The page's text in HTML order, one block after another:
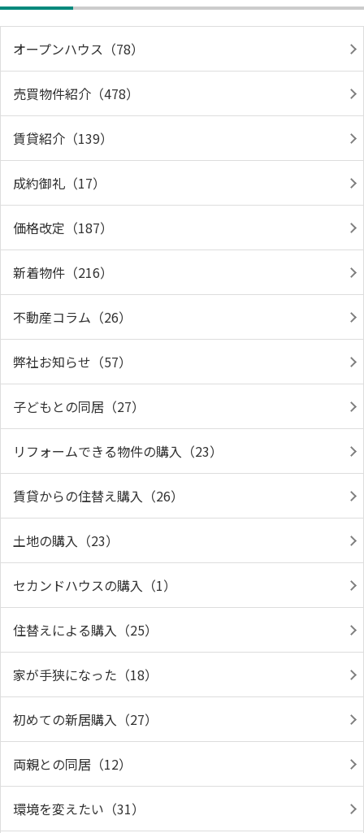
オープンハウス（78）
売買物件紹介（478）
賃貸紹介（139）
成約御礼（17）
価格改定（187）
新着物件（216）
不動産コラム（26）
弊社お知らせ（57）
子どもとの同居（27）
リフォームできる物件の購入（23）
賃貸からの住替え購入（26）
土地の購入（23）
セカンドハウスの購入（1）
住替えによる購入（25）
家が手狭になった（18）
初めての新居購入（27）
両親との同居（12）
環境を変えたい（31）